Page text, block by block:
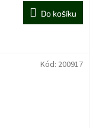
Do košíku
Kód: 200917